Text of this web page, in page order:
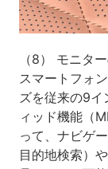
（8） モニタ
スマートフォ
ズを従来の9イ
ィッド機能（
って、ナビゲ
目的地検索）